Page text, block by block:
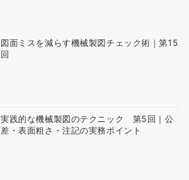
図面ミスを減らす機械製図チェック術｜第15
回
実践的な機械製図のテクニック 第5回｜公
差・表面粗さ・注記の実務ポイント